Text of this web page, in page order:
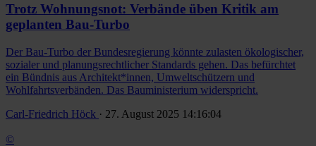
Trotz Wohnungsnot: Verbände üben Kritik am
geplanten Bau-Turbo
Der Bau-Turbo der Bundesregierung könnte zulasten ökologischer,
sozialer und planungsrechtlicher Standards gehen. Das befürchtet
ein Bündnis aus Architekt*innen, Umweltschützern und
Wohlfahrtsverbänden. Das Bauministerium widerspricht.
Carl-Friedrich Höck · 27. August 2025 14:16:04
©